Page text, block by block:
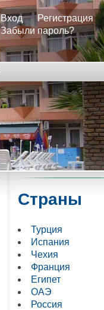
Вход
Регистрация
Забыли пароль?
Страны
Турция
Испания
Чехия
Франция
Египет
ОАЭ
Россия